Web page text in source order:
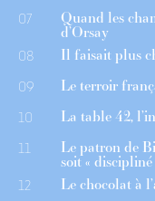
07 Quand les
d’Orsay
08 Il faisait plus
09 Le terroir
10 La table 42,
11 Le patron de
soit « discipliné
12 Le chocolat à